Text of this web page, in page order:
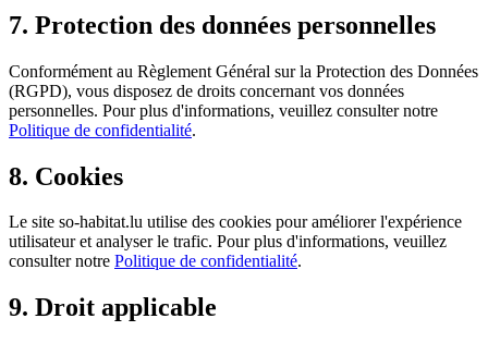
7. Protection des données personnelles
Conformément au Règlement Général sur la Protection des Données
(RGPD), vous disposez de droits concernant vos données
personnelles. Pour plus d'informations, veuillez consulter notre
Politique de confidentialité.
8. Cookies
Le site so-habitat.lu utilise des cookies pour améliorer l'expérience
utilisateur et analyser le trafic. Pour plus d'informations, veuillez
consulter notre Politique de confidentialité.
9. Droit applicable